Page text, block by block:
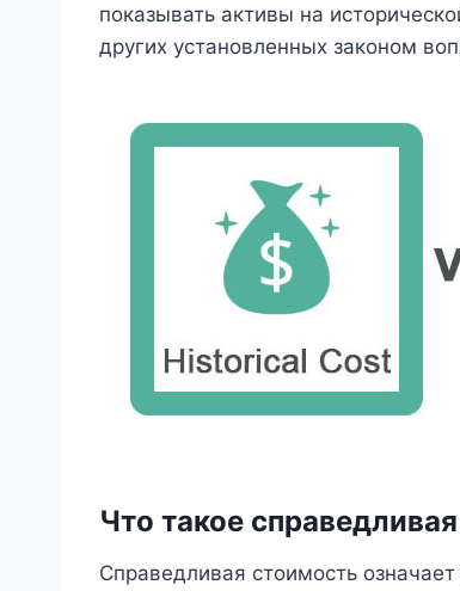
показывать активы на
других установленных законом
Что такое
Справедливая стоимость